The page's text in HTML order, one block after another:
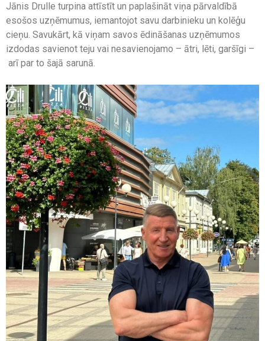
Jānis Drulle turpina attīstīt un paplašināt viņa pārvaldībā
esošos uzņēmumus, iemantojot savu darbinieku un kolēģu
cieņu. Savukārt, kā viņam savos ēdināšanas uzņēmumos
izdodas savienot teju vai nesavienojamo – ātri, lēti, garšīgi –
arī par to šajā sarunā.